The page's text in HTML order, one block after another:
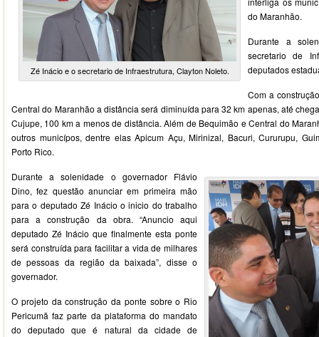
Zé Inácio e o secretario de Infraestrutura, Clayton Noleto.
do Maranhão.
Durante a
secretario de
deputados
Com a
Central do Maranhão a distância será diminuída para 32 km apenas, até
Cujupe, 100 km a menos de distância. Além de Bequimão e Central do
outros municípos, dentre elas Apicum Açu, Mirinizal, Bacuri, Cururupu,
Porto Rico.
Durante a solenidade o governador Flávio
Dino, fez questão anunciar em primeira mão
para o deputado Zé Inácio o inicio do trabalho
para a construção da obra. “Anuncio aqui
deputado Zé Inácio que finalmente esta ponte
será construída para facilitar a vida de milhares
de pessoas da região da baixada”, disse o
governador.
O projeto da construção da ponte sobre o Rio
Pericumã faz parte da plataforma do mandato
do deputado que é natural da cidade de